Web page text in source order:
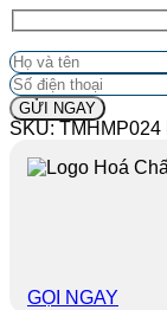
SKU: TMHMP024
GỌI NGAY